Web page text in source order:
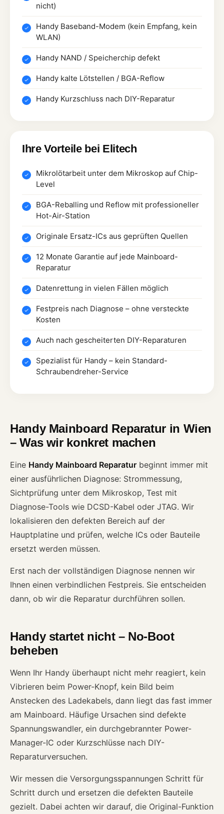
nicht)
Handy Baseband-Modem (kein Empfang, kein
WLAN)
Handy NAND / Speicherchip defekt
Handy kalte Lötstellen / BGA-Reflow
Handy Kurzschluss nach DIY-Reparatur
Ihre Vorteile bei Elitech
Mikrolötarbeit unter dem Mikroskop auf Chip-
Level
BGA-Reballing und Reflow mit professioneller
Hot-Air-Station
Originale Ersatz-ICs aus geprüften Quellen
12 Monate Garantie auf jede Mainboard-
Reparatur
Datenrettung in vielen Fällen möglich
Festpreis nach Diagnose – ohne versteckte
Kosten
Auch nach gescheiterten DIY-Reparaturen
Spezialist für Handy – kein Standard-
Schraubendreher-Service
Handy Mainboard Reparatur in Wien
– Was wir konkret machen
Eine Handy Mainboard Reparatur beginnt immer mit
einer ausführlichen Diagnose: Strommessung,
Sichtprüfung unter dem Mikroskop, Test mit
Diagnose-Tools wie DCSD-Kabel oder JTAG. Wir
lokalisieren den defekten Bereich auf der
Hauptplatine und prüfen, welche ICs oder Bauteile
ersetzt werden müssen.
Erst nach der vollständigen Diagnose nennen wir
Ihnen einen verbindlichen Festpreis. Sie entscheiden
dann, ob wir die Reparatur durchführen sollen.
Handy startet nicht – No-Boot
beheben
Wenn Ihr Handy überhaupt nicht mehr reagiert, kein
Vibrieren beim Power-Knopf, kein Bild beim
Anstecken des Ladekabels, dann liegt das fast immer
am Mainboard. Häufige Ursachen sind defekte
Spannungswandler, ein durchgebrannter Power-
Manager-IC oder Kurzschlüsse nach DIY-
Reparaturversuchen.
Wir messen die Versorgungsspannungen Schritt für
Schritt durch und ersetzen die defekten Bauteile
gezielt. Dabei achten wir darauf, die Original-Funktion